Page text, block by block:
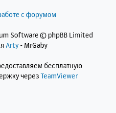
с форумом
Software © phpBB Limited
Arty- MrGaby
бесплатную
через TeamViewer